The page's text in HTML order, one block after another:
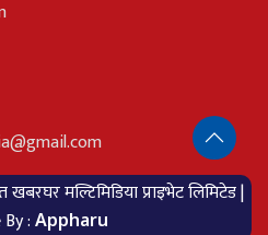
मल्टिमिडिया प्राइभेट लिमिटेड |
: Appharu